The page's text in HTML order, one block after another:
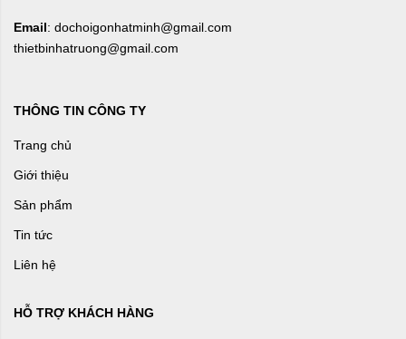
Email: dochoigonhatminh@gmail.com
thietbinhatruong@gmail.com
THÔNG TIN CÔNG TY
Trang chủ
Giới thiệu
Sản phẩm
Tin tức
Liên hệ
HỖ TRỢ KHÁCH HÀNG